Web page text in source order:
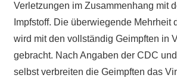
Verletzungen im Zusammenhang mit
Impfstoff. Die überwiegende Mehrheit
wird mit den vollständig Geimpften in
gebracht. Nach Angaben der CDC
selbst verbreiten die Geimpften das